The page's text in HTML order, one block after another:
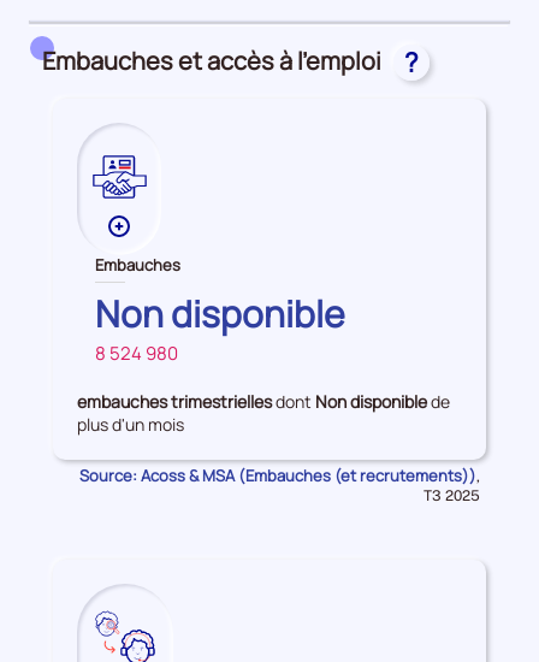
et
Embauches et accès à l’emploi ?
Plus
de
données
sur
les
Embauches
Embauches
HAUTS-
DE-
SEINE
Non disponible
FRANCE
8 524 980
embauches trimestriellesdont Non disponiblede
plus d'un mois
Source: Acoss & MSA (Embauches (et recrutements)),
T3 2025